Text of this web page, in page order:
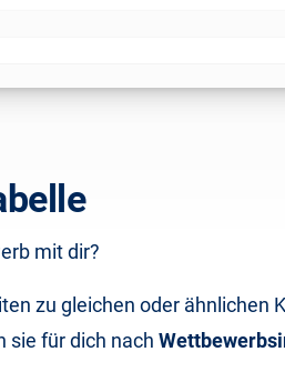
mit dir?
zu gleichen oder ähnlichen
sie für dich nach